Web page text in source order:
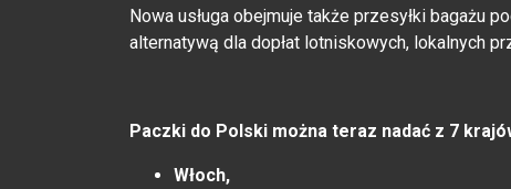
Nowa usługa obejmuje także przesyłki bagażu
alternatywą dla dopłat lotniskowych, lokalnych
Paczki do Polski można teraz nadać z 7
Włoch,